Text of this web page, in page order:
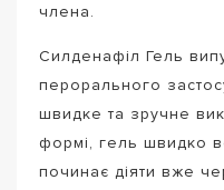
члена.
Силденафіл Гель
перорального
швидке та зручне
формі, гель швидко
починає діяти вже